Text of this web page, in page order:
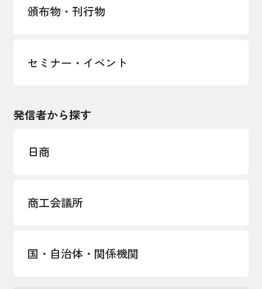
頒布物・刊行物
セミナー・イベント
発信者から探す
日商
商工会議所
国・自治体・関係機関